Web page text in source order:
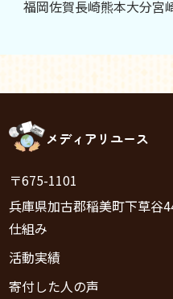
福岡佐賀長崎熊本大分宮
メディアリユース
〒675-1101
兵庫県加古郡稲美町下草谷
仕組み
活動実績
寄付した人の声